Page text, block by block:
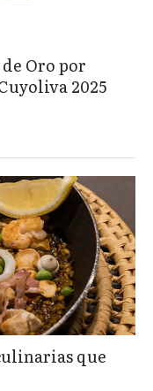
Oro por
2025
que